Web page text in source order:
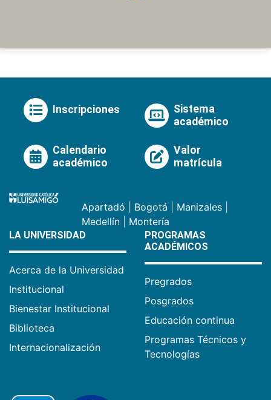
Inscripciones
Sistema
académico
Calendario
académico
Valor
matrícula
Apartadó Bogotá Manizales
Medellín
Montería
LA UNIVERSIDAD
Acerca de la Universidad
Institucional
Bienestar Institucional
Biblioteca
Internacionalización
PROGRAMAS
ACADÉMICOS
Pregrados
Posgrados
Educación continua
Programas Técnicos y
Tecnologías